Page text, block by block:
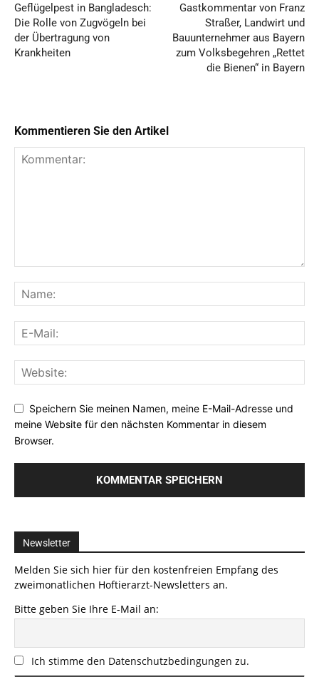
Geflügelpest in Bangladesch:
Die Rolle von Zugvögeln bei
der Übertragung von
Krankheiten
Gastkommentar von Franz
Straßer, Landwirt und
Bauunternehmer aus Bayern
zum Volksbegehren „Rettet
die Bienen“ in Bayern
Kommentieren Sie den Artikel
Speichern Sie meinen Namen, meine E-Mail-Adresse und
meine Website für den nächsten Kommentar in diesem
Browser.
Newsletter
Melden Sie sich hier für den kostenfreien Empfang des
zweimonatlichen Hoftierarzt-Newsletters an.
Bitte geben Sie Ihre E-Mail an:
Ich stimme den Datenschutzbedingungen zu.